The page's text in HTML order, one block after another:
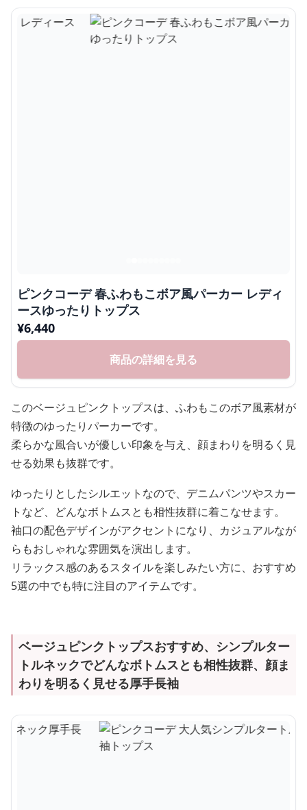
ピンクコーデ 春ふわもこボア風パーカー レディ
ースゆったりトップス
¥6,440
商品の詳細を見る
このベージュピンクトップスは、ふわもこのボア風素材が
特徴のゆったりパーカーです。
柔らかな風合いが優しい印象を与え、顔まわりを明るく見
せる効果も抜群です。
ゆったりとしたシルエットなので、デニムパンツやスカー
トなど、どんなボトムスとも相性抜群に着こなせます。
袖口の配色デザインがアクセントになり、カジュアルなが
らもおしゃれな雰囲気を演出します。
リラックス感のあるスタイルを楽しみたい方に、おすすめ
5選の中でも特に注目のアイテムです。
ベージュピンクトップスおすすめ、シンプルター
トルネックでどんなボトムスとも相性抜群、顔ま
わりを明るく見せる厚手長袖